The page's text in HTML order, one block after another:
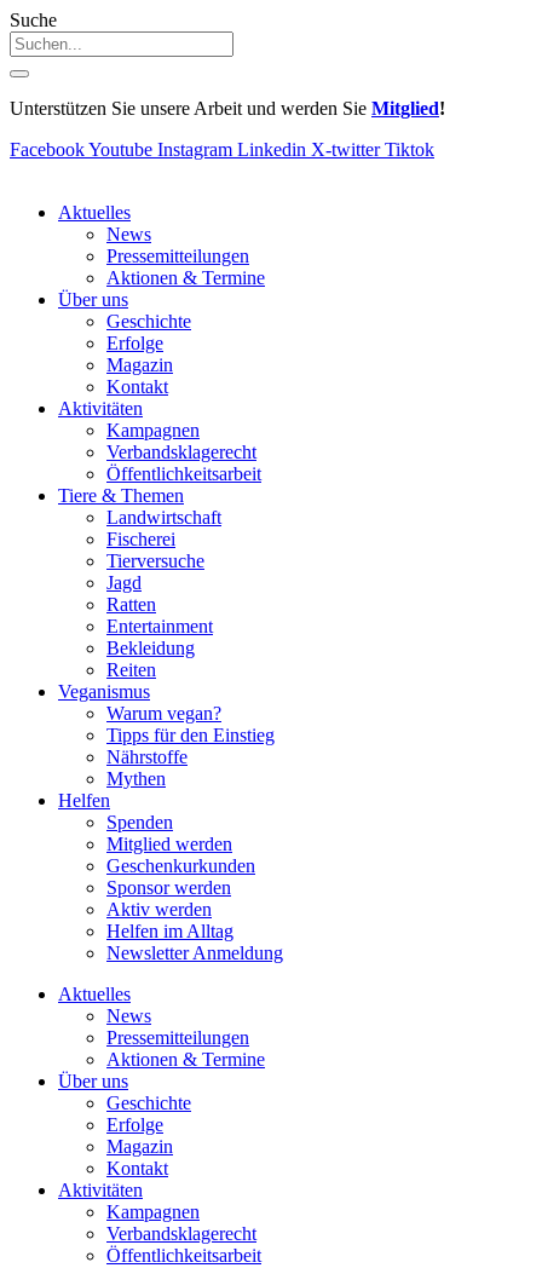
Suche
Unterstützen Sie unsere Arbeit und werden Sie Mitglied!
FacebookYoutube Instagram Linkedin X-twitter Tiktok
Aktuelles
News
Pressemitteilungen
Aktionen & Termine
Über uns
Geschichte
Erfolge
Magazin
Kontakt
Aktivitäten
Kampagnen
Verbandsklagerecht
Öffentlichkeitsarbeit
Tiere & Themen
Landwirtschaft
Fischerei
Tierversuche
Jagd
Ratten
Entertainment
Bekleidung
Reiten
Veganismus
Warum vegan?
Tipps für den Einstieg
Nährstoffe
Mythen
Helfen
Spenden
Mitglied werden
Geschenkurkunden
Sponsor werden
Aktiv werden
Helfen im Alltag
Newsletter Anmeldung
Aktuelles
News
Pressemitteilungen
Aktionen & Termine
Über uns
Geschichte
Erfolge
Magazin
Kontakt
Aktivitäten
Kampagnen
Verbandsklagerecht
Öffentlichkeitsarbeit